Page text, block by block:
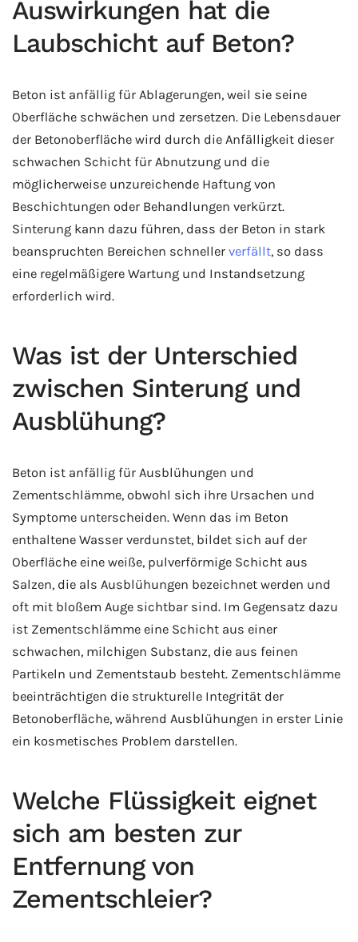
Auswirkungen hat die
Laubschicht auf Beton?
Beton ist anfällig für Ablagerungen, weil sie seine
Oberfläche schwächen und zersetzen. Die Lebensdauer
der Betonoberfläche wird durch die Anfälligkeit dieser
schwachen Schicht für Abnutzung und die
möglicherweise unzureichende Haftung von
Beschichtungen oder Behandlungen verkürzt.
Sinterung kann dazu führen, dass der Beton in stark
beanspruchten Bereichen schneller verfällt, so dass
eine regelmäßigere Wartung und Instandsetzung
erforderlich wird.
Was ist der Unterschied
zwischen Sinterung und
Ausblühung?
Beton ist anfällig für Ausblühungen und
Zementschlämme, obwohl sich ihre Ursachen und
Symptome unterscheiden. Wenn das im Beton
enthaltene Wasser verdunstet, bildet sich auf der
Oberfläche eine weiße, pulverförmige Schicht aus
Salzen, die als Ausblühungen bezeichnet werden und
oft mit bloßem Auge sichtbar sind. Im Gegensatz dazu
ist Zementschlämme eine Schicht aus einer
schwachen, milchigen Substanz, die aus feinen
Partikeln und Zementstaub besteht. Zementschlämme
beeinträchtigen die strukturelle Integrität der
Betonoberfläche, während Ausblühungen in erster Linie
ein kosmetisches Problem darstellen.
Welche Flüssigkeit eignet
sich am besten zur
Entfernung von
Zementschleier?